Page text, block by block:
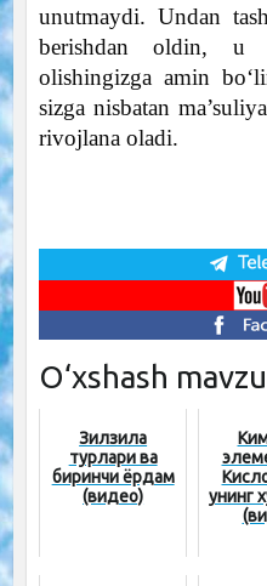
unutmaydi. Undan
berishdan oldin, u
olishingizga amin
sizga nisbatan
rivojlana oladi.
O‘xshash
Зилзила
турлари ва
биринчи ёрдам
(видео)
унинг